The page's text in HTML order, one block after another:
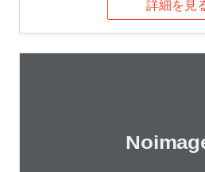
詳細を見